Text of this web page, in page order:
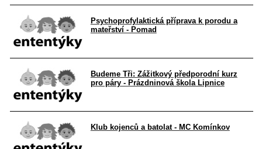
Psychoprofylaktická příprava k porodu a
mateřství - Pomad
Budeme Tři: Zážitkový předporodní kurz
pro páry - Prázdninová škola Lipnice
Klub kojenců a batolat - MC Komínkov